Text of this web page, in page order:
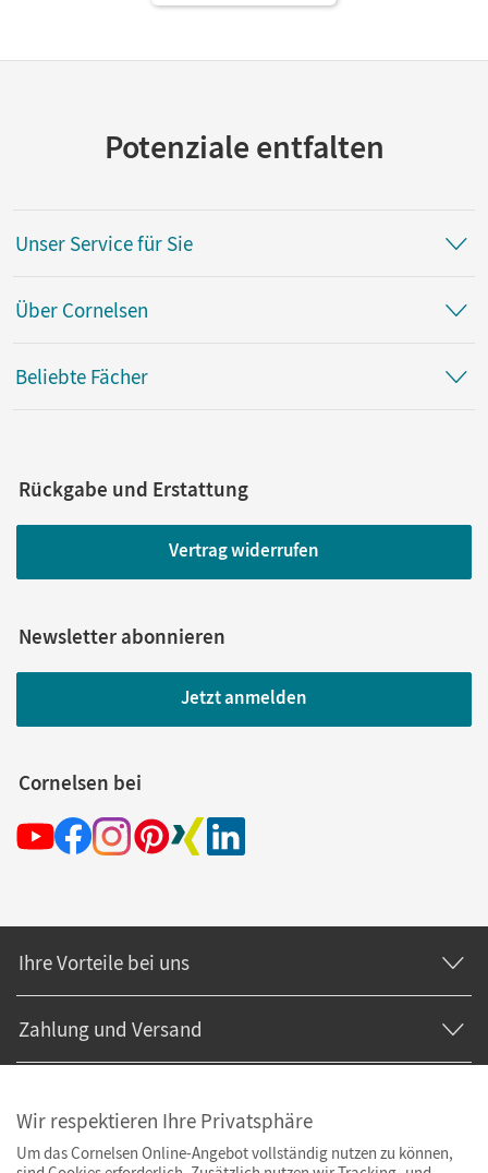
Potenziale entfalten
Unser Service für Sie
Über Cornelsen
Beliebte Fächer
Rückgabe und Erstattung
Vertrag widerrufen
Newsletter abonnieren
Jetzt anmelden
Cornelsen bei
Ihre Vorteile bei uns
Zahlung und Versand
Wir respektieren Ihre Privatsphäre
Um das Cornelsen Online-Angebot vollständig nutzen zu können,